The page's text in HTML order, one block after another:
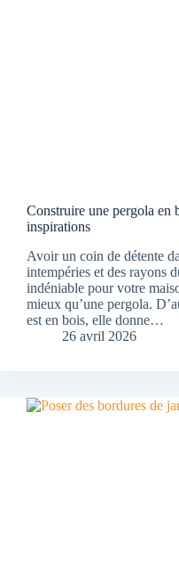
Construire une pergola en
inspirations
Avoir un coin de détente
intempéries et des rayons
indéniable pour votre
mieux qu’une pergola.
est en bois, elle donne…
26 avril 2026